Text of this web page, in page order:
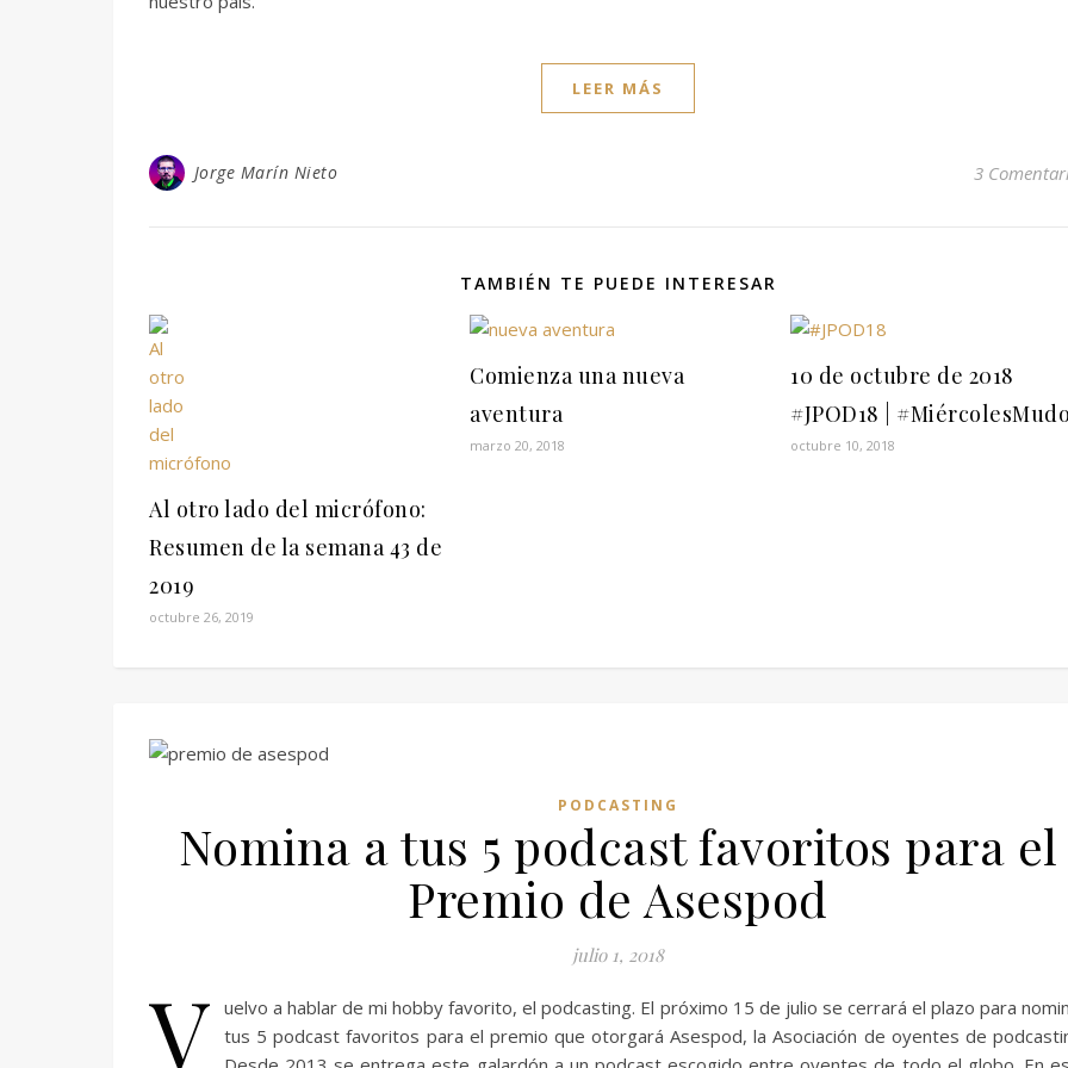
LEER MÁS
Jorge Marín Nieto 3
TAMBIÉN TE PUEDE INTERESAR
Al otro lado del micrófono:
Resumen de la semana 43 de
2019
octubre 26, 2019
Comienza una nueva
aventura
marzo 20, 2018
10 de octubre de 2018
#JPOD18 | #MiércolesMudo
octubre 10, 2018
PODCASTING
Nomina a tus 5 podcast favoritos para el
Premio de Asespod
julio 1, 2018
V uelvo a hablar de mi hobby favorito, el podcasting. El próximo 15 de julio se cerrará el plazo para
tus 5 podcast favoritos para el premio que otorgará Asespod, la Asociación de oyentes de